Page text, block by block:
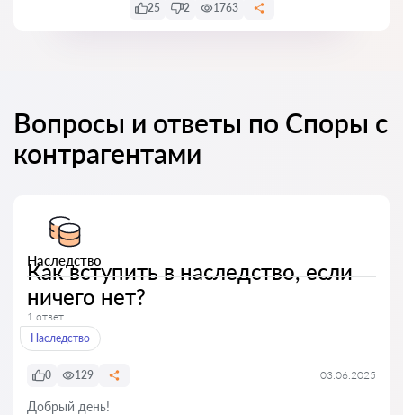
25 2 1763
Вопросы и ответы по Споры с
контрагентами
Наследство
Как вступить в наследство, если
ничего нет?
1 ответ
Наследство
0 129 03.06.2025
Добрый день!